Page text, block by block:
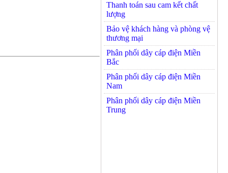
Thanh toán sau cam kết chất
lượng
Bảo vệ khách hàng và phòng vệ
thương mại
Phân phối dây cáp điện Miền
Bắc
Phân phối dây cáp điện Miền
Nam
Phân phối dây cáp điện Miền
Trung